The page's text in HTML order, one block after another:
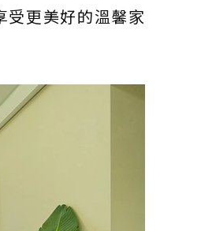
受更美好的溫馨家